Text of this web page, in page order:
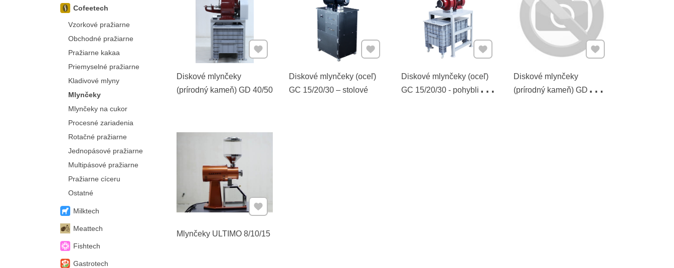
Diskové mlynčeky
(prírodný kameň) GD 40/50
Pridať k Obľúbeným
Diskové mlynčeky (oceľ)
GC 15/20/30 – stolové
Pridať k Obľúbeným
Diskové mlynčeky (oceľ)
GC 15/20/30 - pohyblivý
Pridať k Obľúbeným
Diskové mlynčeky
(prírodný kameň) GD
Pridať k Obľúbeným
Mlynčeky ULTIMO 8/10/15
Pridať k Obľúbeným
Cofeetech
Vzorkové pražiarne
Obchodné pražiarne
Pražiarne kakaa
Priemyselné pražiarne
Kladivové mlyny
Mlynčeky
Mlynčeky na cukor
Procesné zariadenia
Rotačné pražiarne
Jednopásové pražiarne
Multipásové pražiarne
Pražiarne cíceru
Ostatné
Milktech
Meattech
Fishtech
Gastrotech